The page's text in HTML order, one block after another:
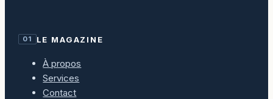
01 LE MAGAZINE
À propos
Services
Contact